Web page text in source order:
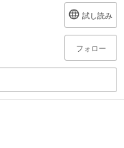
試し読み
フォロー